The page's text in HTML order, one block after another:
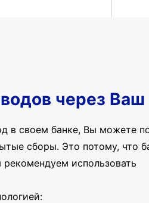
через Ваш
в своем банке, Вы можете
сборы. Это потому, что
использовать